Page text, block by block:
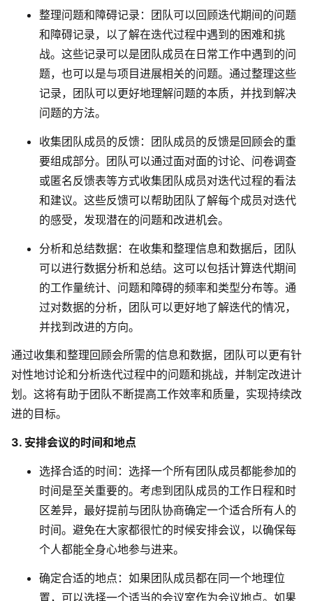
整理问题和障碍记录 ：团队可以回顾迭代期间的问题
和障碍记录，以了解在迭代过程中遇到的困难和挑
战。这些记录可以是团队成员在日常工作中遇到的问
题，也可以是与项目进展相关的问题。通过整理这些
记录，团队可以更好地理解问题的本质，并找到解决
问题的方法。
收集团队成员的反馈：团队成员的反馈是回顾会的重
要组成部分。团队可以通过面对面的讨论、问卷调查
或匿名反馈表等方式收集团队成员对迭代过程的看法
和建议。这些反馈可以帮助团队了解每个成员对迭代
的感受，发现潜在的问题和改进机会。
分析和总结数据：在收集和整理信息和数据后，团队
可以进行数据分析和总结。这可以包括计算迭代期间
的工作量统计、问题和障碍的频率和类型分布等。通
过对数据的分析，团队可以更好地了解迭代的情况，
并找到改进的方向。
通过收集和整理回顾会所需的信息和数据，团队可以更有针
对性地讨论和分析迭代过程中的问题和挑战，并制定改进计
划。这将有助于团队不断提高工作效率和质量，实现持续改
进的目标。
3. 安排会议的时间和地点
选择合适的时间 ：选择一个所有团队成员都能参加的
时间是至关重要的。考虑到团队成员的工作日程和时
区差异，最好提前与团队协商确定一个适合所有人的
时间。避免在大家都很忙的时候安排会议，以确保每
个人都能全身心地参与进来。
确定合适的地点 ：如果团队成员都在同一个地理位
置，可以选择一个适当的会议室作为会议地点。如果